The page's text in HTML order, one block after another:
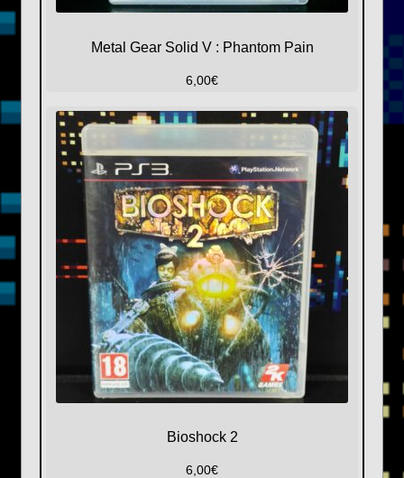
Metal Gear Solid V : Phantom Pain
6,00€
Bioshock 2
6,00€